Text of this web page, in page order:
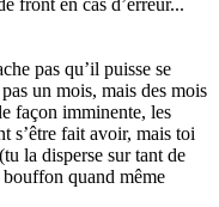
pas qu’il puisse se
un mois, mais des mois
façon imminente, les
s’être fait avoir, mais toi
la disperse sur tant de
bouffon quand même